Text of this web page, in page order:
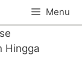
Menu
Hingga